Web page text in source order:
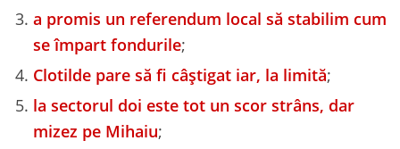
a promis un referendum local să stabilim cum
se împart fondurile;
Clotilde pare să fi câștigat iar, la limită;
la sectorul doi este tot un scor strâns, dar
mizez pe Mihaiu;